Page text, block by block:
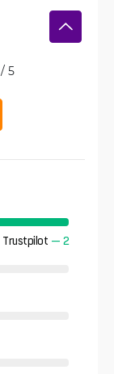
/ 5
Trustpilot — 2